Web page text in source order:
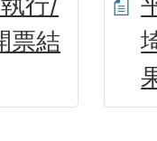
票結